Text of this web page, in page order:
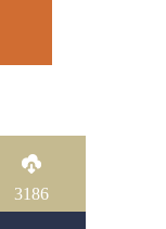
3186